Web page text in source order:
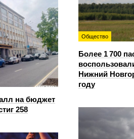
Общество
Более 1 700
Нижний
году
на бюджет
258